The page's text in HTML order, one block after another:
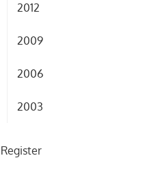
2012
2009
2006
2003
Register